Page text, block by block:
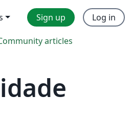
Sign up Log in
articles